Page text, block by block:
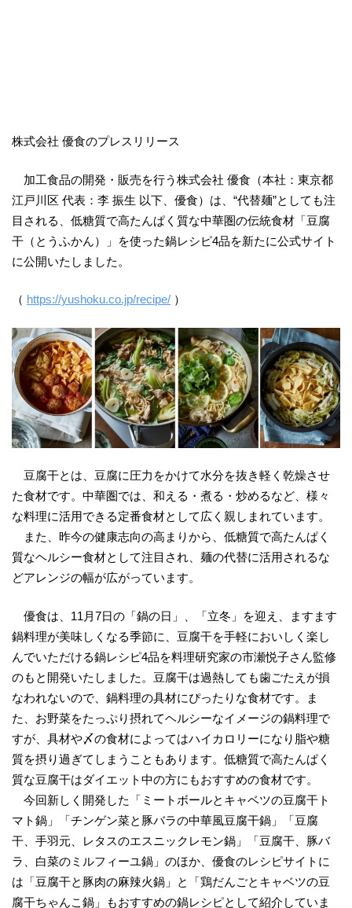
株式会社 優食のプレスリリース
加工食品の開発・販売を行う株式会社 優食（本社：東京都
江戸川区 代表：李 振生 以下、優食）は、“代替麺”としても注
目される、低糖質で高たんぱく質な中華圏の伝統食材「豆腐
干（とうふかん）」を使った鍋レシピ4品を新たに公式サイト
に公開いたしました。
（ https://yushoku.co.jp/recipe/ ）
豆腐干とは、豆腐に圧力をかけて水分を抜き軽く乾燥させ
た食材です。中華圏では、和える・煮る・炒めるなど、様々
な料理に活用できる定番食材として広く親しまれています。
また、昨今の健康志向の高まりから、低糖質で高たんぱく
質なヘルシー食材として注目され、麺の代替に活用されるな
どアレンジの幅が広がっています。
優食は、11月7日の「鍋の日」、「立冬」を迎え、ますます
鍋料理が美味しくなる季節に、豆腐干を手軽においしく楽し
んでいただける鍋レシピ4品を料理研究家の市瀬悦子さん監修
のもと開発いたしました。豆腐干は過熱しても歯ごたえが損
なわれないので、鍋料理の具材にぴったりな食材です。ま
た、お野菜をたっぷり摂れてヘルシーなイメージの鍋料理で
すが、具材や〆の食材によってはハイカロリーになり脂や糖
質を摂り過ぎてしまうこともあります。低糖質で高たんぱく
質な豆腐干はダイエット中の方にもおすすめの食材です。
今回新しく開発した「ミートボールとキャベツの豆腐干ト
マト鍋」「チンゲン菜と豚バラの中華風豆腐干鍋」「豆腐
干、手羽元、レタスのエスニックレモン鍋」「豆腐干、豚バ
ラ、白菜のミルフィーユ鍋」のほか、優食のレシピサイトに
は「豆腐干と豚肉の麻辣火鍋」と「鶏だんごとキャベツの豆
腐干ちゃんこ鍋」もおすすめの鍋レシピとして紹介していま